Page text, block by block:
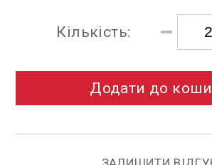
Кількість:
Додати до